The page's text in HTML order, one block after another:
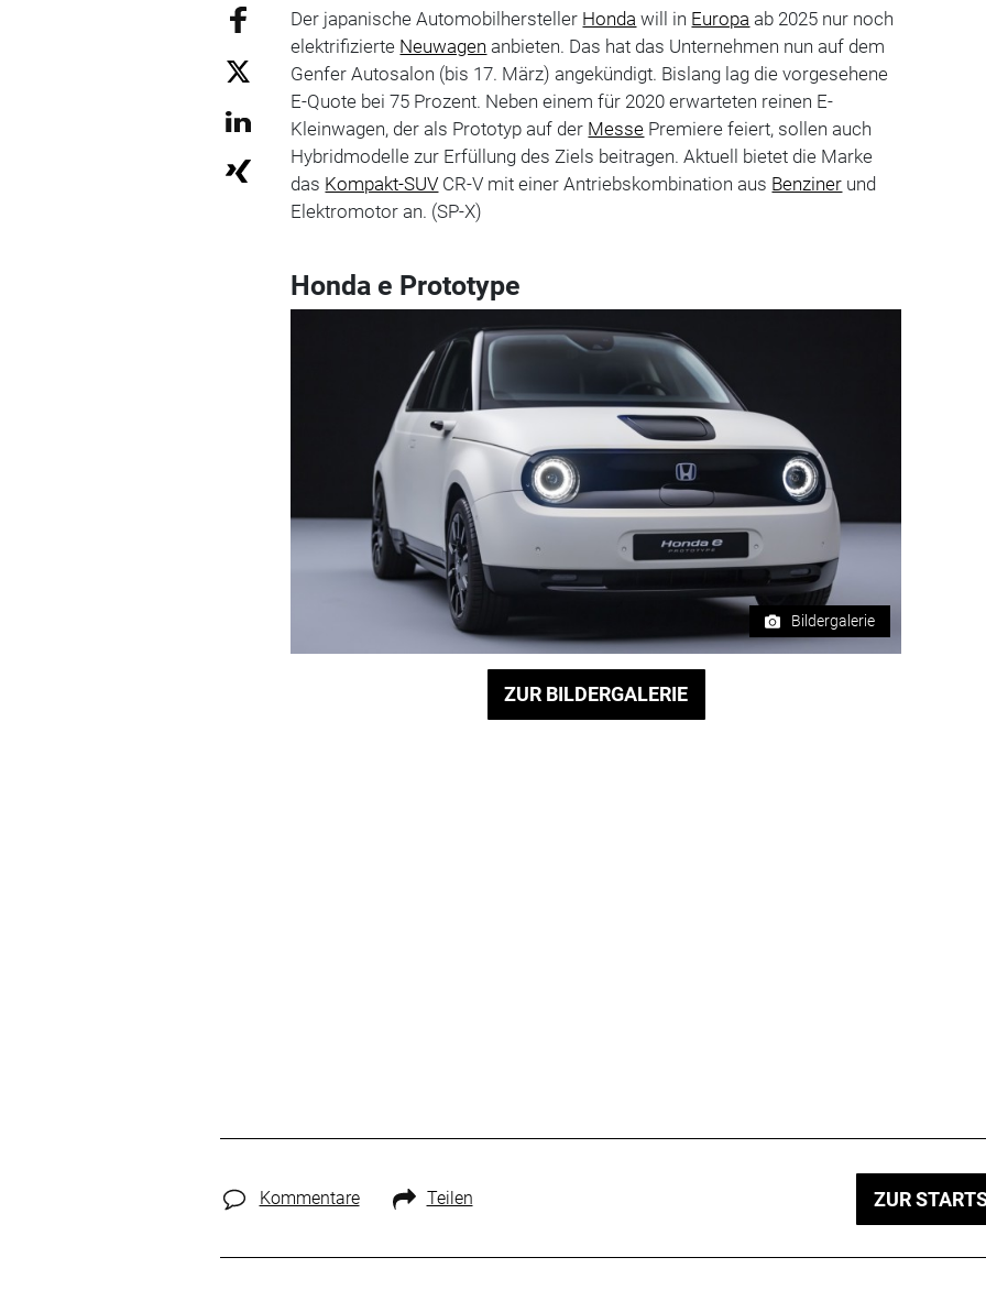
Der japanische Automobilhersteller Honda will in Europa ab 2025 nur noch
elektrifizierte Neuwagen anbieten. Das hat das Unternehmen nun auf dem
Genfer Autosalon (bis 17. März) angekündigt. Bislang lag die vorgesehene
E-Quote bei 75 Prozent. Neben einem für 2020 erwarteten reinen E-
Kleinwagen, der als Prototyp auf der Messe Premiere feiert, sollen auch
Hybridmodelle zur Erfüllung des Ziels beitragen. Aktuell bietet die Marke
das Kompakt-SUV CR-V mit einer Antriebskombination aus Benziner und
Elektromotor an. (SP-X)
Honda e Prototype
Bildergalerie
ZUR BILDERGALERIE
Kommentare Teilen ZUR